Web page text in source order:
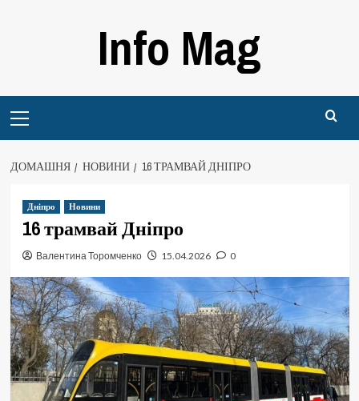
Info Mag
Menu
ДОМАШНЯ НОВИНИ 16 ТРАМВАЙ ДНІПРО
Дніпро Новини
16 трамвай Дніпро
Валентина Торомченко 15.04.2026 0